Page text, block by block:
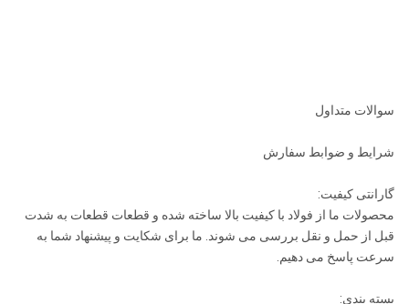
سوالات متداول
شرایط و ضوابط سفارش
گارانتی کیفیت:
محصولات ما از فولاد با کیفیت بالا ساخته شده و قطعات قطعات به شدت
قبل از حمل و نقل بررسی می شوند. ما برای شکایت و پیشنهاد شما به
سرعت پاسخ می دهیم.
بسته بندی: